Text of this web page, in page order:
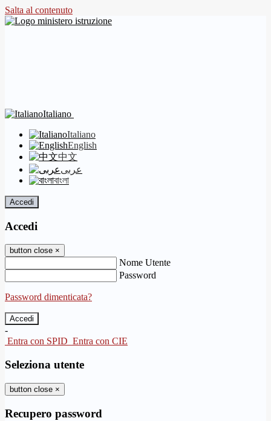
Salta al contenuto
Italiano
Italiano
English
中文
عربى
বাংলা
Accedi
Accedi
button close ×
Nome Utente
Password
Password dimenticata?
-
Entra con SPID Entra con CIE
Seleziona utente
button close ×
Recupero password